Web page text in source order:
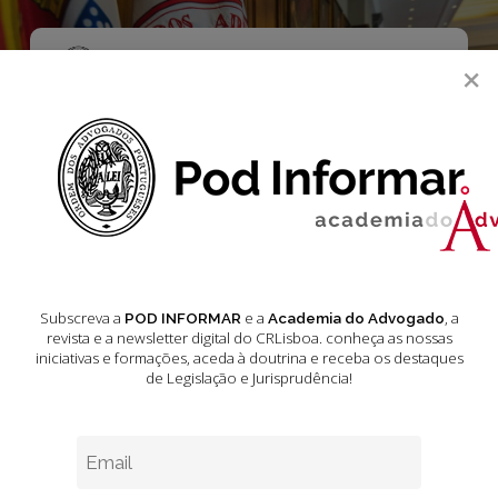
main
Menu
processo criminal
Sigilo
×
Subscreva a POD INFORMARe a Academia do Advogado, a
revista e a newsletter digital do CRLisboa. conheça as nossas
iniciativas e formações, aceda à doutrina e receba os destaques
de Legislação e Jurisprudência!